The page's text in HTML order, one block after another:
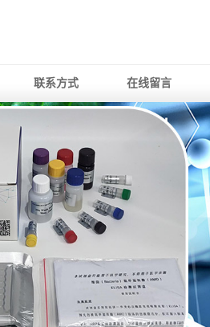
联系方式 在线留言